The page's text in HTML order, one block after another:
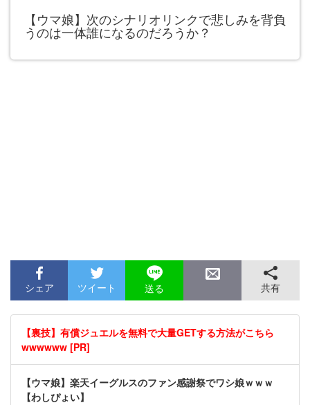
【ウマ娘】次のシナリオリンクで悲しみを背負
うのは一体誰になるのだろうか？
シェア ツイート 送る 共有
【裏技】有償ジュエルを無料で大量GETする方法がこちら
wwwwww [PR]
【ウマ娘】楽天イーグルスのファン感謝祭でワシ娘ｗｗｗ
【わしぴょい】